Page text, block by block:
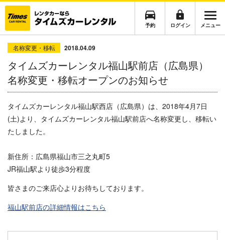
予約 ログイン メニュー
名称変更・移転 2018.04.09
タイムズカーレンタル福山駅前店（広島県）
名称変更・移転オープンのお知らせ
タイムズカーレンタル福山駅西店（広島県）は、2018年4月7日
(土)より、タイムズカーレンタル福山駅前店へ名称変更し、移転い
たしました。
新住所： 広島県福山市三之丸町5
JR福山駅より徒歩3分程度
皆さまのご来店心よりお待ちしております。
福山駅前店の詳細情報はこちら